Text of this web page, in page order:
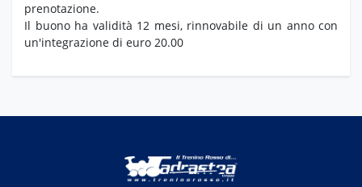
prenotazione.
Il buono ha validità 12 mesi, rinnovabile di un anno con
un'integrazione di euro 20.00